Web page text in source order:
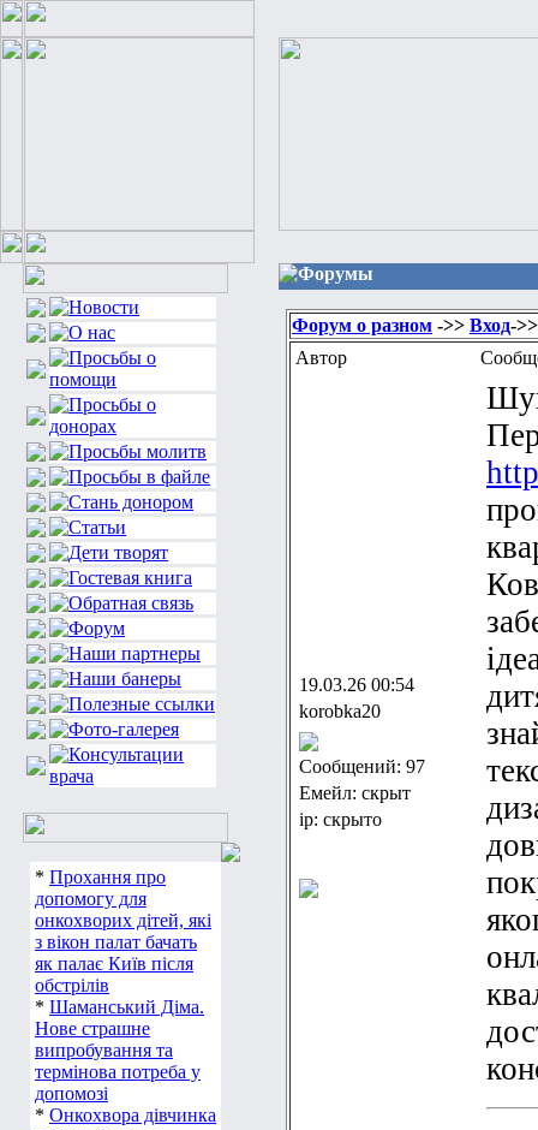
* Прохання про
допомогу для
онкохворих дітей, які
з вікон палат бачать
як палає Київ після
обстрілів
* Шаманський Діма.
Нове страшне
випробування та
термінова потреба у
допомозі
* Онкохвора дівчинка
Форумы
Форум о разном ->> Вход-
Автор
19.03.26 00:54
korobka20
Сообщений: 97
Емейл: скрыт
ip: скрыто